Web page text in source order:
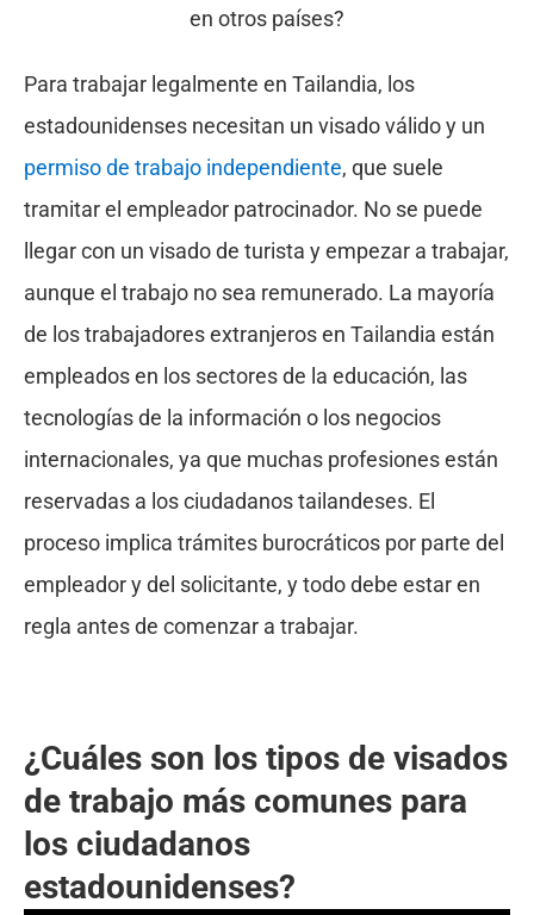
Para trabajar legalmente en Tailandia, los
estadounidenses necesitan un visado válido y un
permiso de trabajo independiente, que suele
tramitar el empleador patrocinador. No se puede
llegar con un visado de turista y empezar a trabajar,
aunque el trabajo no sea remunerado. La mayoría
de los trabajadores extranjeros en Tailandia están
empleados en los sectores de la educación, las
tecnologías de la información o los negocios
internacionales, ya que muchas profesiones están
reservadas a los ciudadanos tailandeses. El
proceso implica trámites burocráticos por parte del
empleador y del solicitante, y todo debe estar en
regla antes de comenzar a trabajar.
¿Cuáles son los tipos de visados
de trabajo más comunes para
los ciudadanos
estadounidenses?